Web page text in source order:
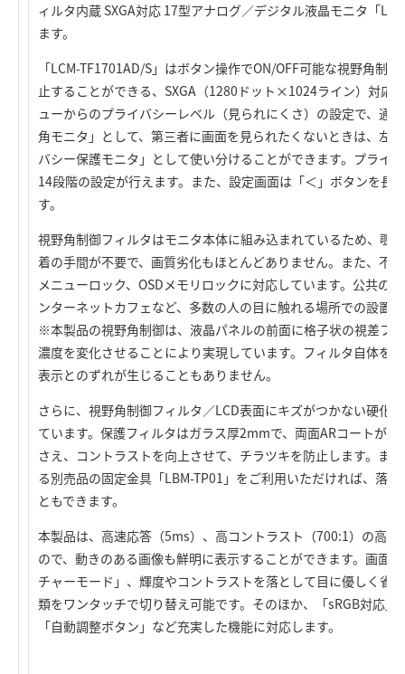
ィルタ内蔵 SXGA対応 17型アナログ／デジタル液晶モニタ「
ます。
「LCM-TF1701AD/S」はボタン操作でON/OFF可能な視野角制
止することができる、SXGA（1280ドット×1024ライン）対応
ューからのプライバシーレベル（見られにくさ）の設定で、通
角モニタ」として、第三者に画面を見られたくないときは、左
バシー保護モニタ」として使い分けることができます。プライ
14段階の設定が行えます。また、設定画面は「＜」ボタンを長
す。
視野角制御フィルタはモニタ本体に組み込まれているため、覗
着の手間が不要で、画質劣化もほとんどありません。また、不
メニューロック、OSDメモリロックに対応しています。公共の
ンターネットカフェなど、多数の人の目に触れる場所での設置
※本製品の視野角制御は、液晶パネルの前面に格子状の視差フ
濃度を変化させることにより実現しています。フィルタ自体を
表示とのずれが生じることもありません。
さらに、視野角制御フィルタ／LCD表面にキズがつかない硬化
ています。保護フィルタはガラス厚2mmで、両面ARコートが
さえ、コントラストを向上させて、チラツキを防止します。ま
る別売品の固定金具「LBM-TP01」をご利用いただければ、落
ともできます。
本製品は、高速応答（5ms）、高コントラスト（700:1）の高
ので、動きのある画像も鮮明に表示することができます。画面
チャーモード」、輝度やコントラストを落として目に優しく省
類をワンタッチで切り替え可能です。そのほか、「sRGB対応
「自動調整ボタン」など充実した機能に対応します。